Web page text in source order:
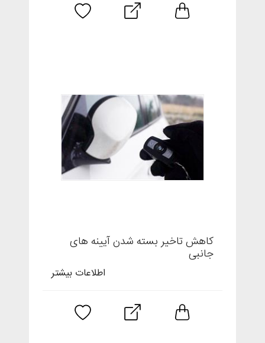
کاهش تاخیر بسته شدن آیینه های
جانبی
اطلاعات بیشتر